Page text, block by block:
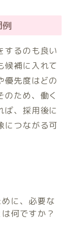
例
するのも良い
候補に入れて
優先度はどの
のため、働く
ば、採用後に
につながる可
に、必要な
何ですか？